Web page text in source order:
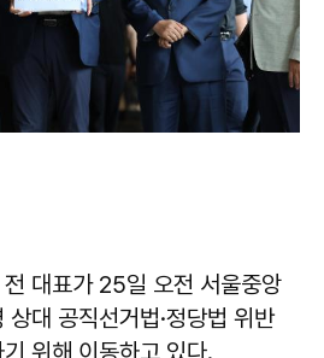
대표가 25일 오전 서울중앙
대 공직선거법·정당법 위반
위해 이동하고 있다.